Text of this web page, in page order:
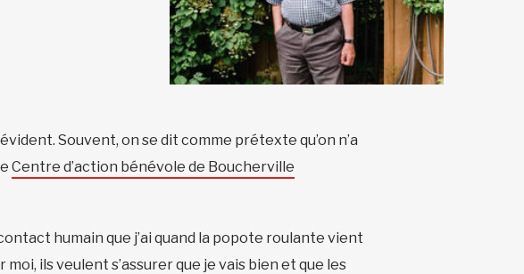
Souvent, on se dit comme prétexte qu’on n’a
Centre d’action bénévole de Boucherville
humain que j’ai quand la popote roulante vient
ils veulent s’assurer que je vais bien et que les